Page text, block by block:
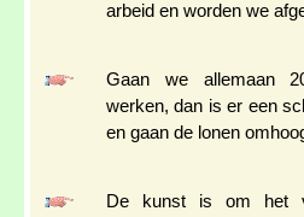
arbeid en worden we
Gaan we allemaan
werken, dan is er een
en gaan de lonen
De kunst is om het